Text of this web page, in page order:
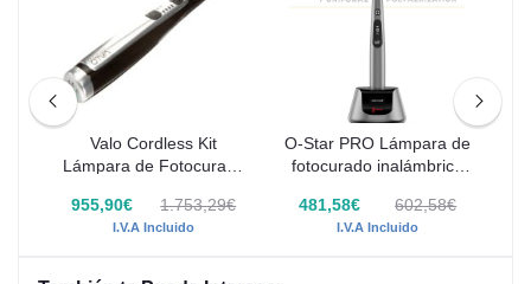
Valo Cordless Kit
Lámpara de Fotocurado
955,90€
1.753,29€
I.V.A Incluido
O-Star PRO Lámpara de
fotocurado inalámbrica
481,58€
602,58€
I.V.A Incluido